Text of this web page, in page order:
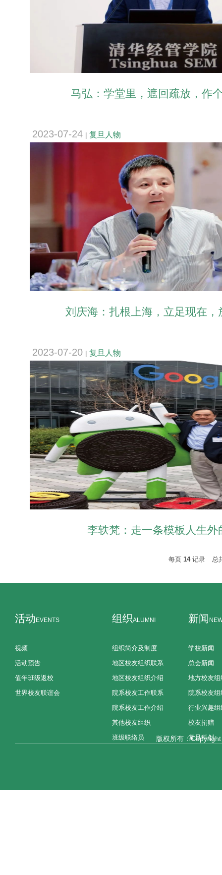
马弘：学堂里，遮回疏放，作
2023-07-24 复旦人物
刘庆海：扎根上海，立足现在，
2023-07-20 复旦人物
李轶梵：走一条模板人生外
每页 14记录 总
活动 EVENTS
视频
活动预告
值年班级返校
世界校友联谊会
组织ALUMNI
组织简介及制度
地区校友组织联系
地区校友组织介绍
院系校友工作联系
院系校友工作介绍
其他校友组织
班级联络员
新闻
学校新闻
总会新闻
地方校友组
院系校友组
行业兴趣组
校友捐赠
复旦科创
版权所有：